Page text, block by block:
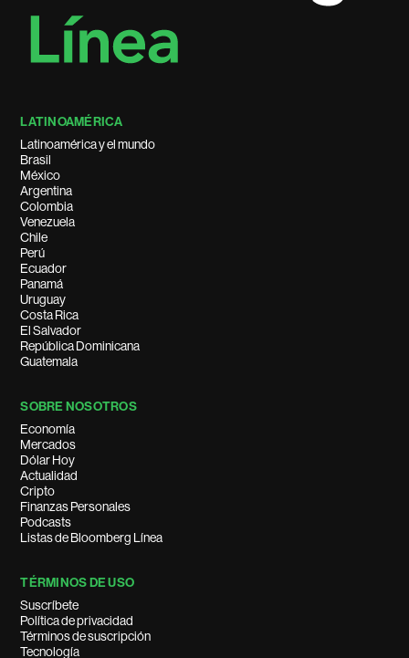
LATINOAMÉRICA
Latinoamérica y el mundo
Brasil
México
Argentina
Colombia
Venezuela
Chile
Perú
Ecuador
Panamá
Uruguay
Costa Rica
El Salvador
República Dominicana
Guatemala
SOBRE NOSOTROS
Economía
Mercados
Dólar Hoy
Actualidad
Cripto
Finanzas Personales
Podcasts
Listas de Bloomberg Línea
TÉRMINOS DE USO
Suscríbete
Política de privacidad
Términos de suscripción
Tecnología